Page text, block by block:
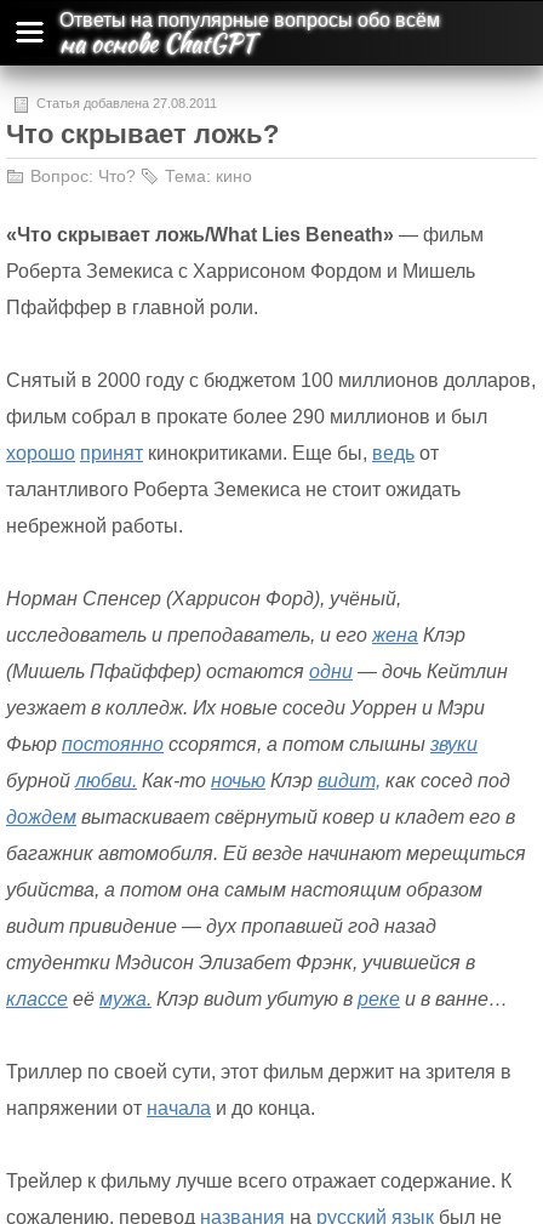
Ответы на популярные вопросы обо всём
на основе ChatGPT
Статья добавлена 27.08.2011
Что скрывает ложь?
Вопрос: Что? Тема: кино
«Что скрывает ложь/What Lies Beneath» — фильм
Роберта Земекиса с Харрисоном Фордом и Мишель
Пфайффер в главной роли.
Снятый в 2000 году с бюджетом 100 миллионов долларов,
фильм собрал в прокате более 290 миллионов и был
хорошо принят кинокритиками. Еще бы, ведь от
талантливого Роберта Земекиса не стоит ожидать
небрежной работы.
Норман Спенсер (Харрисон Форд), учёный,
исследователь и преподаватель, и его жена Клэр
(Мишель Пфайффер) остаются одни — дочь Кейтлин
уезжает в колледж. Их новые соседи Уоррен и Мэри
Фьюр постоянно ссорятся, а потом слышны звуки
бурной любви. Как-то ночью Клэр видит, как сосед под
дождем вытаскивает свёрнутый ковер и кладет его в
багажник автомобиля. Ей везде начинают мерещиться
убийства, а потом она самым настоящим образом
видит привидение — дух пропавшей год назад
студентки Мэдисон Элизабет Фрэнк, учившейся в
классе её мужа. Клэр видит убитую в реке и в ванне…
Триллер по своей сути, этот фильм держит на зрителя в
напряжении от начала и до конца.
Трейлер к фильму лучше всего отражает содержание. К
сожалению, перевод названия на русский язык был не